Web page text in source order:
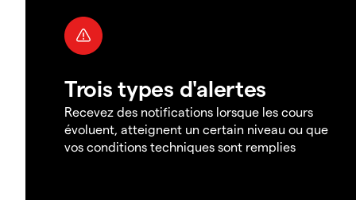
Trois types d'alertes
Recevez des notifications lorsque les cours
évoluent, atteignent un certain niveau ou que
vos conditions techniques sont remplies